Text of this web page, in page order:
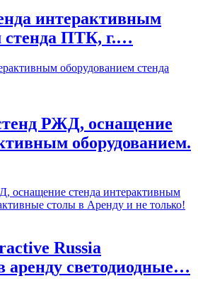
интерактивным
стенда ПТК, г.…
оборудованием стенда
РЖД, оснащение
оборудованием.
оснащение стенда интерактивным
столы в Аренду и не только!
Russia
аренду светодиодные…